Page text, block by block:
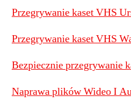
Przegrywanie kaset VHS
Przegrywanie kaset VHS
Bezpiecznie przegrywanie
Naprawa plików Wideo I